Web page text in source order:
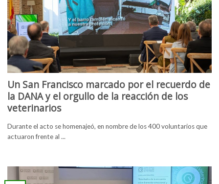
Un San Francisco marcado por el recuerdo de
la DANA y el orgullo de la reacción de los
veterinarios
Durante el acto se homenajeó, en nombre de los 400 voluntarios que
actuaron frente al ...